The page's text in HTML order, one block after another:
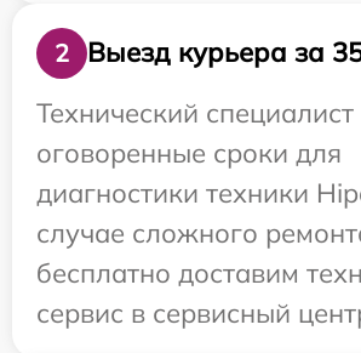
2
Выезд курьера за
Технический
оговоренные сроки для
диагностики техники
случае сложного
бесплатно доставим
сервис в сервисный